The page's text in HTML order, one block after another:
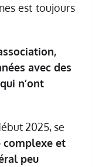
est toujours
avec des
n’ont
2025, se
complexe et
peu